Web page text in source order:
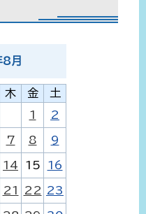
8月
木 金
土
1
2
7 8 9
14 15 16
21 22 23